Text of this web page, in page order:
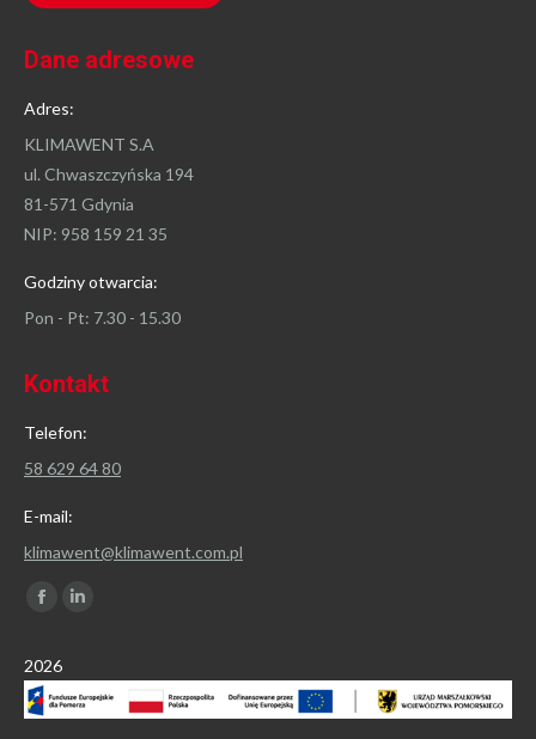
Dane adresowe
Adres:
KLIMAWENT S.A
ul. Chwaszczyńska 194
81-571 Gdynia
NIP: 958 159 21 35
Godziny otwarcia:
Pon - Pt: 7.30 - 15.30
Kontakt
Telefon:
58 629 64 80
E-mail:
klimawent@klimawent.com.pl
Znajdź nas na:
Facebook
opens
in
in
2026